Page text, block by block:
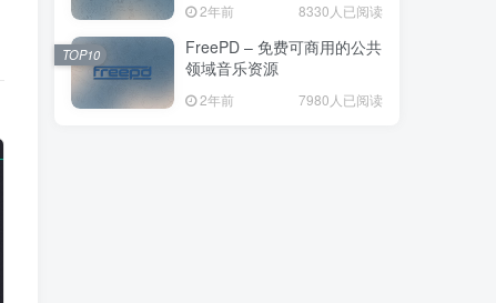
2年前 8330人已阅读
FreePD – 免费可商用的公共
领域音乐资源
2年前 7980人已阅读
TOP10